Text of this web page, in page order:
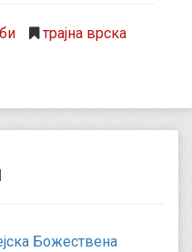
трајна врска
Божествена